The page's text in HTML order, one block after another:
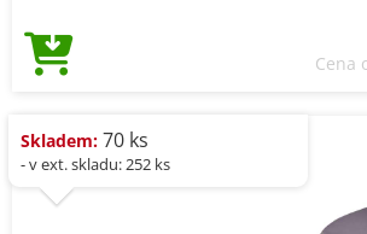
Cena
Skladem: 70 ks
- v ext. skladu: 252 ks